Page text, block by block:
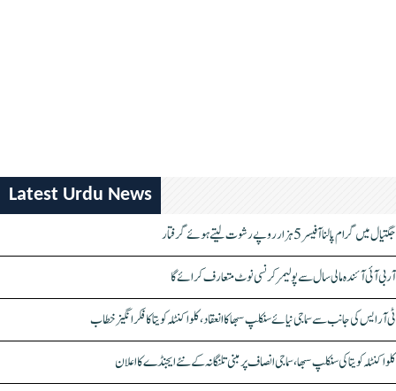
Latest Urdu News
جگتیال میں گرام پالنا آفیسر 5 ہزار روپے رشوت لیتے ہوئے گرفتار
آر بی آئی آئندہ مالی سال سے پولیمر کرنسی نوٹ متعارف کرائے گا
ٹی آر ایس کی جانب سے سماجی نیائے سنکلپ سبھا کا انعقاد، کلواکنٹلہ کویتا کا فکر انگیز خطاب
کلواکنٹلہ کویتا کی سنکلپ سبھا، سماجی انصاف پر مبنی تلنگانہ کے نئے ایجنڈے کا اعلان